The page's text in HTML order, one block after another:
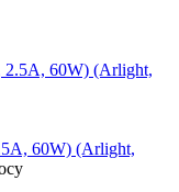
60W) (Arlight,